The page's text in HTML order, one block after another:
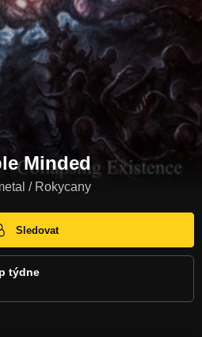
Minded
/ Rokycany
Sledovat
týdne